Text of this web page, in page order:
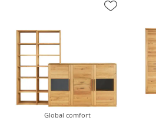
Global comfort